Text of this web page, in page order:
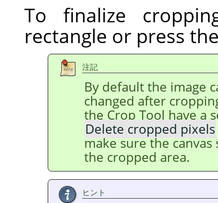
To finalize
rectangle or press
注記
By default the image
changed after
the Crop Tool have a
Delete cropped pixels
make sure the
the cropped area.
ヒント